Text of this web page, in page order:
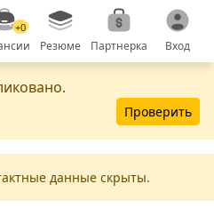
+0
Резюме Партнерка Вход
Проверить
данные скрыты.